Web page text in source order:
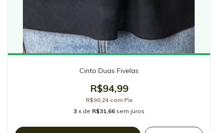
Cinto Duas Fivelas
R$94,99
R$90,24 com Pix
3 x de R$31,66 sem juros